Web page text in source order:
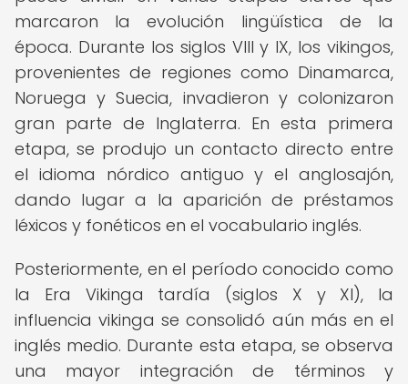
marcaron la evolución lingüística de la
época. Durante los siglos VIII y IX, los vikingos,
provenientes de regiones como Dinamarca,
Noruega y Suecia, invadieron y colonizaron
gran parte de Inglaterra. En esta primera
etapa, se produjo un contacto directo entre
el idioma nórdico antiguo y el anglosajón,
dando lugar a la aparición de préstamos
léxicos y fonéticos en el vocabulario inglés.
Posteriormente, en el período conocido como
la Era Vikinga tardía (siglos X y XI), la
influencia vikinga se consolidó aún más en el
inglés medio. Durante esta etapa, se observa
una mayor integración de términos y